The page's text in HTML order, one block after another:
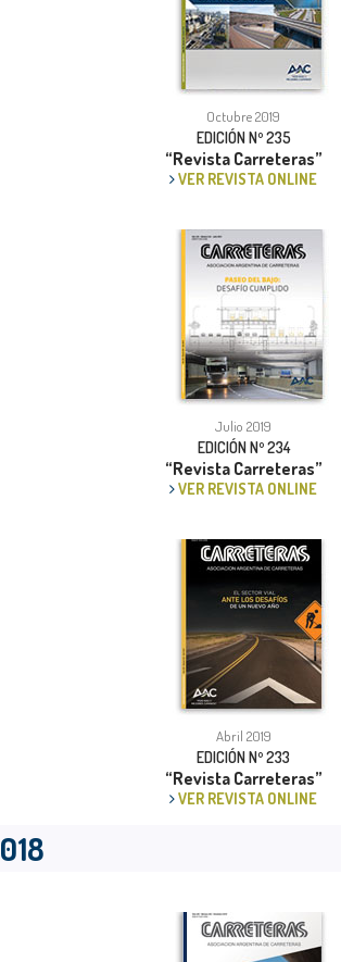
Octubre 2019
EDICIÓN Nº 235
“Revista Carreteras”
VER REVISTA ONLINE
Julio 2019
EDICIÓN Nº 234
“Revista Carreteras”
VER REVISTA ONLINE
Abril 2019
EDICIÓN Nº 233
“Revista Carreteras”
VER REVISTA ONLINE